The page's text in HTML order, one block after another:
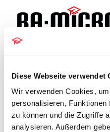
Diese Webseite verwendet
Wir verwenden Cookies,
personalisieren,
zu können und die Zugriffe
analysieren. Außerdem
KI